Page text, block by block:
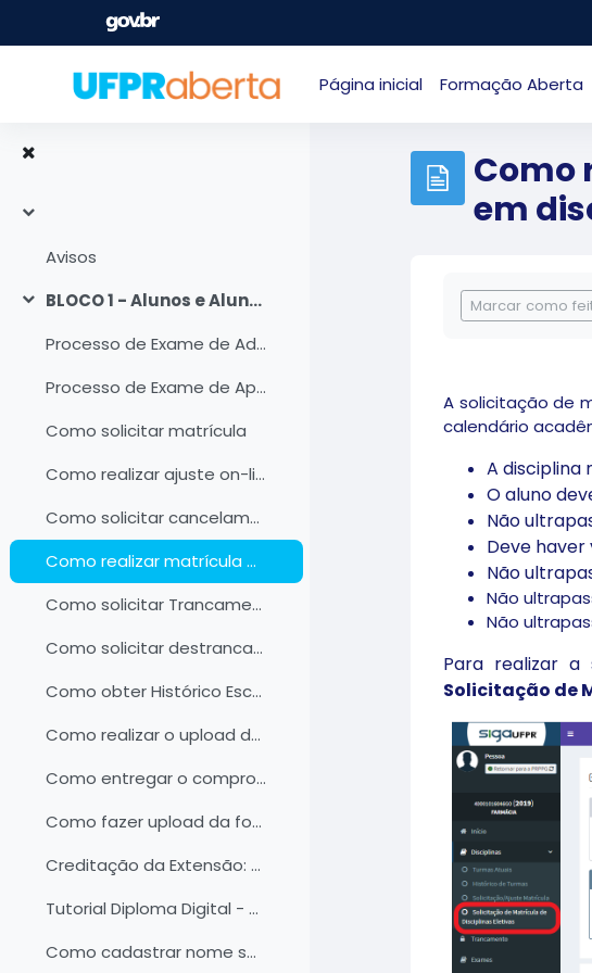
Ir para o conteúdo principal
Página inicial Formação Aberta
Avisos
Contrair
BLOCO 1 - Alunos e Alunas
Processo de Exame de Adiantamento
Processo de Exame de Aproveitamento
Como solicitar matrícula
Como realizar ajuste on-line de matrícula
Como solicitar cancelamento de matrícula em disciplinas
Como realizar matrícula em disciplinas eletivas
Como solicitar Trancamento
Como solicitar destrancamento
Como obter Histórico Escolar, Relatório de Integralização, Declaração e Comprovante de Matrícula
Como realizar o upload de documentos pessoais no SIGA
Como entregar o comprovante de vacinação
Como fazer upload da foto de perfil
Creditação da Extensão: Como solicitar ACE III, IV e V no SIGA
Tutorial Diploma Digital - Perfil Egresso
Como cadastrar nome social
Como
em
Marcar como
A solicitação de
calendário
A disciplina
O aluno
Não
Deve haver
Não
Não
Não
Para realizar
Solicitação de